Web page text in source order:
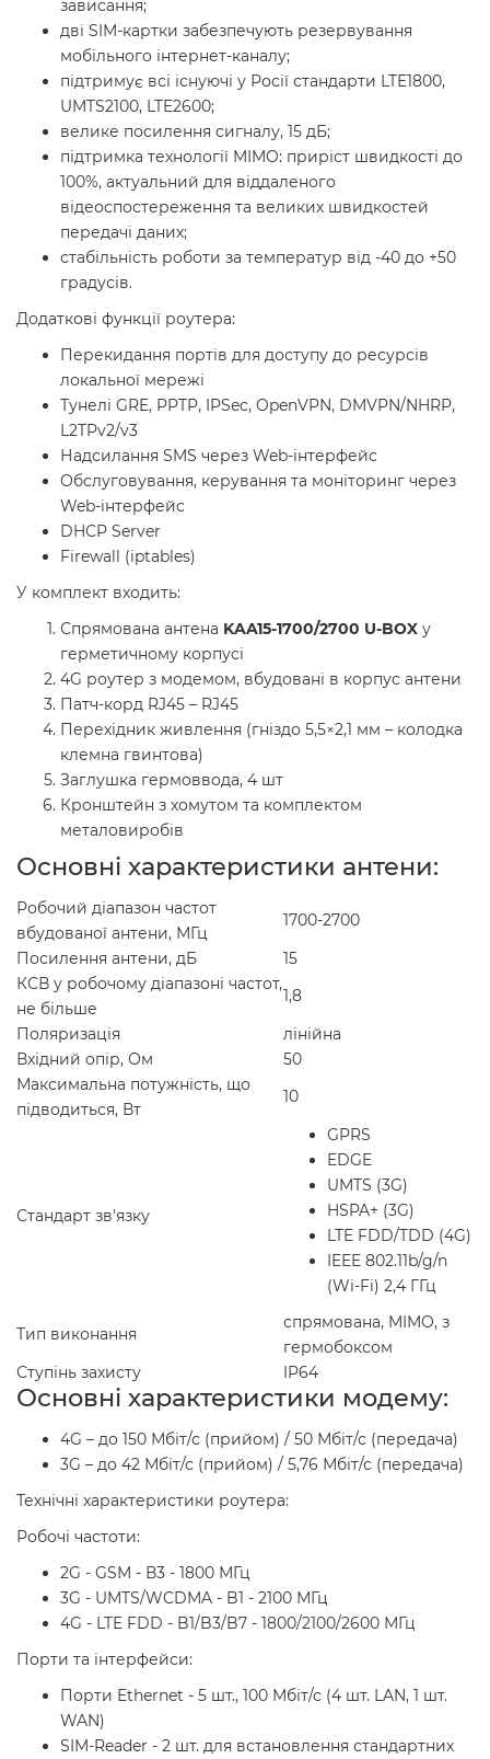
зависання;
дві SIM-картки забезпечують резервування
мобільного інтернет-каналу;
підтримує всі існуючі у Росії стандарти LTE1800,
UMTS2100, LTE2600;
велике посилення сигналу, 15 дБ;
підтримка технології MIMO: приріст швидкості до
100%, актуальний для віддаленого
відеоспостереження та великих швидкостей
передачі даних;
стабільність роботи за температур від -40 до +50
градусів.
Додаткові функції роутера:
Перекидання портів для доступу до ресурсів
локальної мережі
Тунелі GRE, PPTP, IPSec, OpenVPN, DMVPN/NHRP,
L2TPv2/v3
Надсилання SMS через Web-інтерфейс
Обслуговування, керування та моніторинг через
Web-інтерфейс
DHСP Server
Firewall (iptables)
У комплект входить:
Спрямована антена KAA15-1700/2700 U-BOX у
герметичному корпусі
4G роутер з модемом, вбудовані в корпус антени
Патч-корд RJ45 – RJ45
Перехідник живлення (гніздо 5,5×2,1 мм – колодка
клемна гвинтова)
Заглушка гермоввода, 4 шт
Кронштейн з хомутом та комплектом
металовиробів
Основні характеристики антени:
Робочий діапазон частот
вбудованої антени, МГц
1700-2700
Посилення антени, дБ
15
КСВ у робочому діапазоні частот,
не більше
1,8
Поляризація
лінійна
Вхідний опір, Ом
50
Максимальна потужність, що
підводиться, Вт
10
Стандарт зв'язку
GPRS
EDGE
UMTS (3G)
HSPA+ (3G)
LTE FDD/TDD (4G)
IEEE 802.11b/g/n
(Wi-Fi) 2,4 ГГц
Тип виконання
спрямована, MIMO, з
гермобоксом
Ступінь захисту
IP64
Основні характеристики модему:
4G – до 150 Мбіт/с (прийом) / 50 Мбіт/с (передача)
3G – до 42 Мбіт/с (прийом) / 5,76 Мбіт/с (передача)
Технічні характеристики роутера:
Робочі частоти:
2G - GSM - В3 - 1800 МГц
3G - UMTS/WCDMA - B1 - 2100 МГц
4G - LTE FDD - B1/B3/B7 - 1800/2100/2600 МГц
Порти та інтерфейси:
Порти Ethernet - 5 шт., 100 Мбіт/с (4 шт. LAN, 1 шт.
WAN)
SIM-Reader - 2 шт. для встановлення стандартних